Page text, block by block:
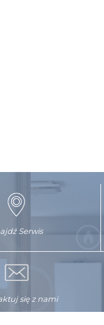
Serwis
się z nami